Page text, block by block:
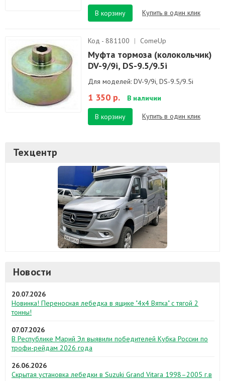
В корзину
Купить в один клик
Код - 881100 | ComeUp
Муфта тормоза (колокольчик)
DV-9/9i, DS-9.5/9.5i
Для моделей: DV-9/9i, DS-9.5/9.5i
1 350 р. В наличии
В корзину Купить в один клик
Техцентр
Новости
20.07.2026
Новинка! Переносная лебедка в ящике "4х4 Вятка" с тягой 2
тонны!
07.07.2026
В Республике Марий Эл выявили победителей Кубка России по
трофи-рейдам 2026 года
26.06.2026
Скрытая установка лебедки в Suzuki Grand Vitara 1998–2005 г.в